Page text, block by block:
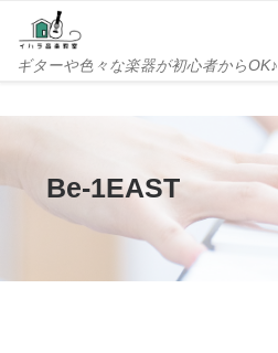
Skip to content
ギターや色々な楽器が初心者からOK♪
Be-1EAST